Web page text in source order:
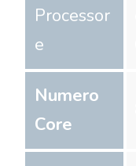
Processor
e
Numero
Core